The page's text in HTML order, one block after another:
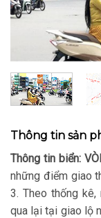
Thông tin sản
Thông tin biển:
những điểm giao
3. Theo thống
qua lại tại giao lộ